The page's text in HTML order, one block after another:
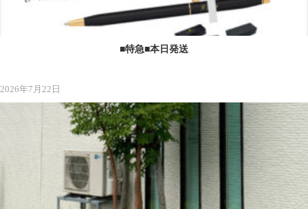
■特急■本日発送
2026年7月22日